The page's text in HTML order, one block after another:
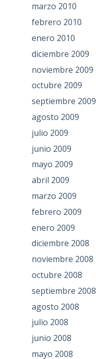
marzo 2010
febrero 2010
enero 2010
diciembre 2009
noviembre 2009
octubre 2009
septiembre 2009
agosto 2009
julio 2009
junio 2009
mayo 2009
abril 2009
marzo 2009
febrero 2009
enero 2009
diciembre 2008
noviembre 2008
octubre 2008
septiembre 2008
agosto 2008
julio 2008
junio 2008
mayo 2008